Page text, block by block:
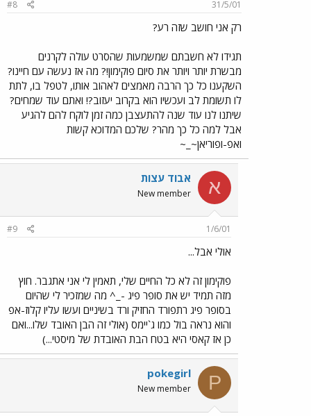
31/5/01
#8
רק אני חושב שזה רע?
תגידו לא חשבתם שמשמעות שהסרט עולה לקרנים
מבשרת יותר ויותר את סיום פוקימון!? מה אז נעשה עם חיינו?
השקענו כל כך הרבה מאמצים לאהוב אותו, לטפל בו, לתת
לו תשומת לב ועכשיו הוא בקרוב יעזוב?! ואתם עוד שמחים?
שיתנו לנו עוד שנה להתעצבן כמה זמן לוקח להם להגיע
אבל למה כל כך מהר? שלכם המדוכא קשות
ואפ-ופוריאן~_~
א אבוד עצות
New member
1/6/01
#9
אולי אבל...
פוקימון זה לא כל החיים שלי, תאמין לי אני אתגבר. חוץ
מזה תמיד יש את סופר פיג -_^ מה שמזכיר לי שהיום
בסופר פיג רתפורד החזיק ורד בשיניים ועשו עליו קלוז-אפ
והוא נראה בול כמו ג`יימס (אולי זה הבן האובד שלו...ואם
כן אז קאסי היא בטח הבת האובדת של מיסטי...)
P
pokegirl
New member